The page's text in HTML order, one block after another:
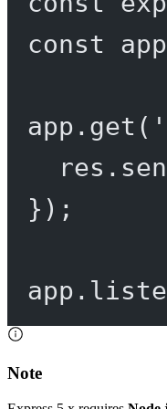
const
app
app. get (
res.
});
app.
Note